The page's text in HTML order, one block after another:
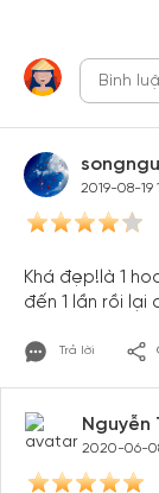
2019-08-19
Khá đẹp!là 1
đến 1 lần rồi lại
Trả lời
Nguyễn
2020-06-